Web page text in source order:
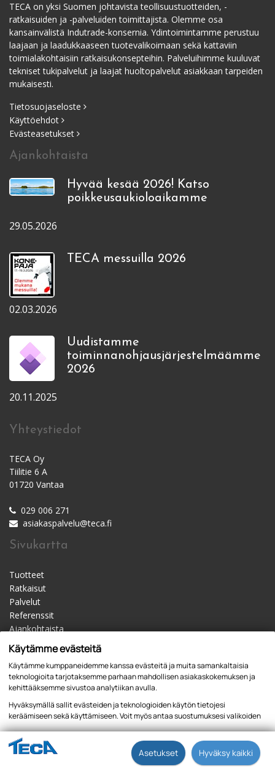
TECA on yksi Suomen johtavista teollisuustuotteiden, -
ratkaisuiden ja -palveluiden toimittajista. Olemme osa
kansainvälistä Indutrade-konsernia. Ydintoimintamme perustuu
laajaan ja laadukkaaseen tuotevalikoimaan sekä kattaviin
toimialakohtaisiin ratkaisukonsepteihin. Palveluihimme kuuluvat
tekniset tukipalvelut ja laajat huoltopalvelut asiakkaan tarpeiden
mukaisesti.
Tietosuojaseloste
Käyttöehdot
Evästeasetukset
Ajankohtaista
Hyvää kesää 2026! Katso
poikkeusaukioloaikamme
29.05.2026
TECA messuilla 2026
02.03.2026
Uudistamme
toiminnanohjausjärjestelmäämme
2026
20.11.2025
Yhteystiedot
TECA Oy
Tiilitie 6 A
01720 Vantaa
029 006 271
asiakaspalvelu@teca.fi
Sivukartta
Tuotteet
Ratkaisut
Palvelut
Referenssit
Ajankohtaista
Materiaalipankki
Yhteystiedot
Jälleenmyyjät
Käytämme evästeitä
Käytämme kumppaneidemme kanssa evästeitä ja muita samankaltaisia
teknologioita tarjotaksemme parhaan mahdollisen asiakaskokemuksen ja
kehittääksemme sivustoa analytiikan avulla.
Hyväksymällä sallit evästeiden ja teknologioiden käytön tietojesi
keräämiseen sekä käyttämiseen. Voit myös antaa suostumuksesi valikoiden
kautta klikkaamalla “Asetukset” painiketta.
Tietosuojaseloste
Asetukset Hyväksy kaikki